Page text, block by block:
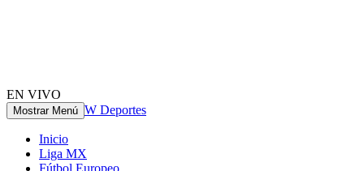
EN VIVO
Mostrar Menú W Deportes
Inicio
Liga MX
Fútbol Europeo